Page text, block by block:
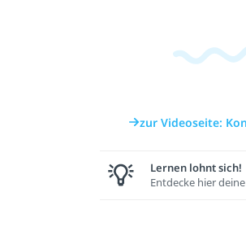
zur Videoseite:
Lernen lohnt sich!
Entdecke hier